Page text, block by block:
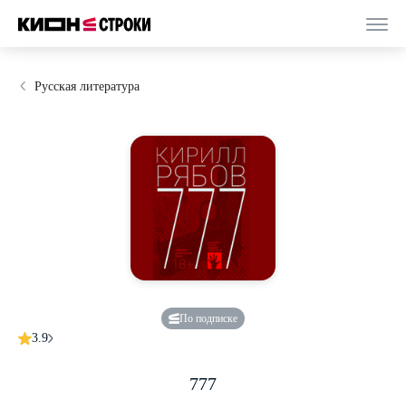
Русская литература
По подписке
3.9
777